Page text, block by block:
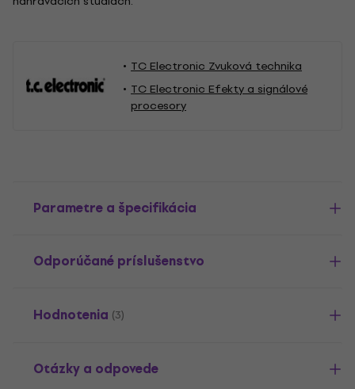
TC Electronic Zvuková technika
TC Electronic Efekty a signálové
procesory
Parametre a špecifikácia
Odporúčané príslušenstvo
Hodnotenia (3)
Otázky a odpovede